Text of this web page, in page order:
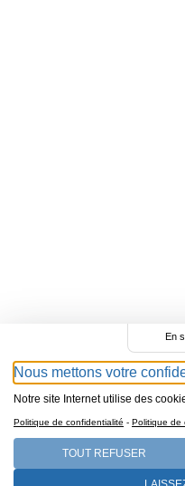
En
Nous mettons votre
Notre site Internet utilise des
Politique de confidentialité - Politique de
TOUT REFUSER